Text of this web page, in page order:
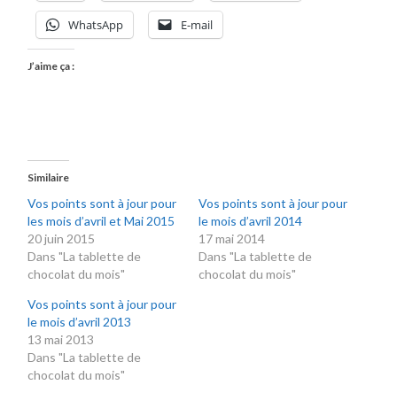
WhatsApp E-mail
J’aime ça :
Similaire
Vos points sont à jour pour
les mois d’avril et Mai 2015
20 juin 2015
Dans "La tablette de
chocolat du mois"
Vos points sont à jour pour
le mois d’avril 2014
17 mai 2014
Dans "La tablette de
chocolat du mois"
Vos points sont à jour pour
le mois d’avril 2013
13 mai 2013
Dans "La tablette de
chocolat du mois"